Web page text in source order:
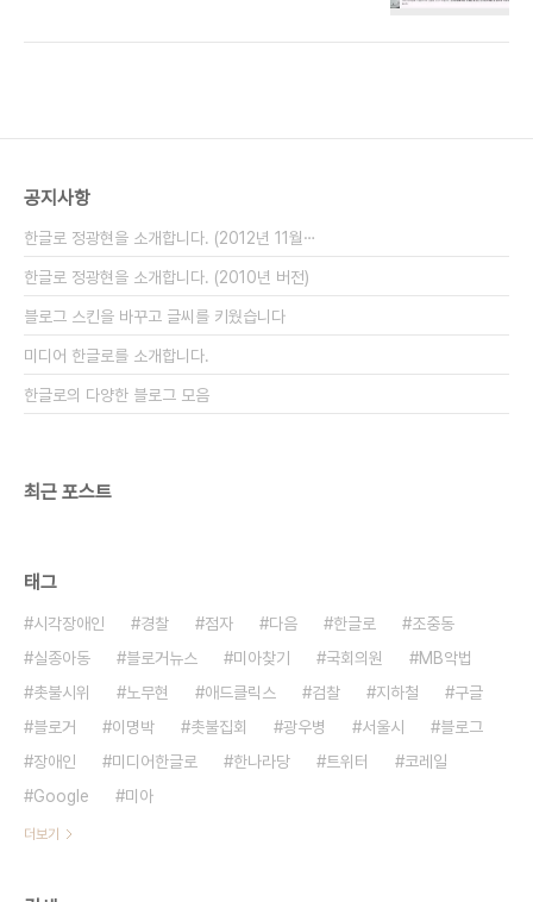
돌았다는 이 소식은 날개를 달고 퍼져나갔다. 그리고
http://www.cinetizen.com/MOVIE_YOUNGPA/Youngparachi_Main.ASP
는..
공지사항
한글로 정광현을 소개합니다. (2012년 11월⋯
한글로 정광현을 소개합니다. (2010년 버전)
블로그 스킨을 바꾸고 글씨를 키웠습니다
미디어 한글로를 소개합니다.
한글로의 다양한 블로그 모음
최근 포스트
태그
시각장애인 경찰 점자 다음 한글로
조중동
실종아동
블로거뉴스 미아찾기 국회의원
MB악법
촛불시위
노무현 애드클릭스 검찰 지하철
구글
블로거
이명박 촛불집회 광우병 서울시
블로그
장애인
미디어한글로 한나라당 트위터
코레일
Google
미아
더보기